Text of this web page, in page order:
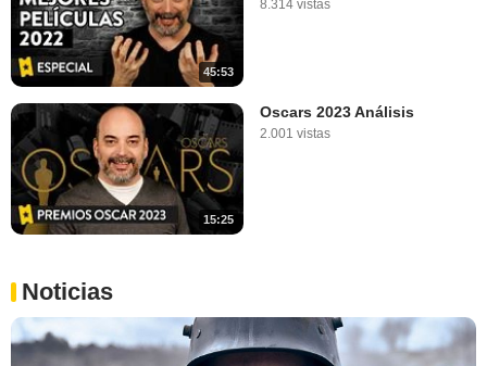
45:53
8.314 vistas
15:25
Oscars 2023 Análisis
2.001 vistas
Noticias